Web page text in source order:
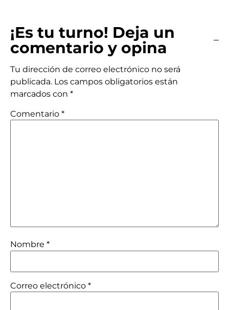
¡Es tu turno! Deja un
comentario y opina
Tu dirección de correo electrónico no será
publicada. Los campos obligatorios están
marcados con *
Comentario *
Nombre *
Correo electrónico *